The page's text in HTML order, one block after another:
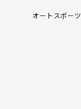
オートスポーツ